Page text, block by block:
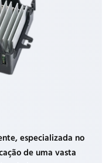
especializada no
de uma vasta